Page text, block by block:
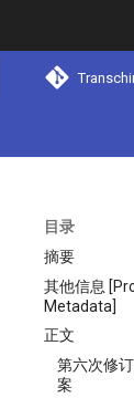
目录
摘要
其他信息
Metadata]
正文
第六次修
案